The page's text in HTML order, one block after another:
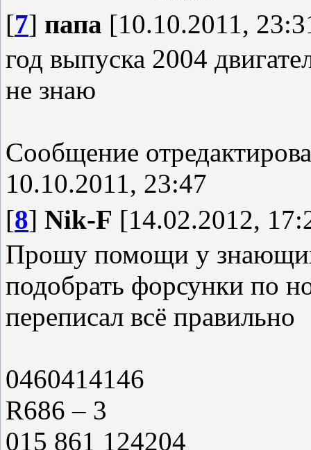
[7] папа [10.10.2011,
год выпуска 2004
не знаю
Сообщение
10.10.2011, 23:47
[8] Nik-F [14.02.2012,
Прошу помощи у
подобрать форсунки по
переписал всё правильно
0460414146
R686 – 3
015 861 124204